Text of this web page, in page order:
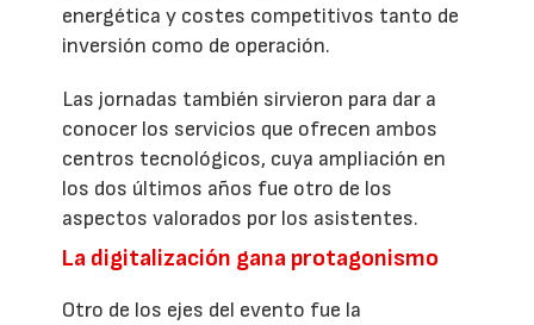
energética y costes competitivos tanto de
inversión como de operación.
Las jornadas también sirvieron para dar a
conocer los servicios que ofrecen ambos
centros tecnológicos, cuya ampliación en
los dos últimos años fue otro de los
aspectos valorados por los asistentes.
La digitalización gana protagonismo
Otro de los ejes del evento fue la